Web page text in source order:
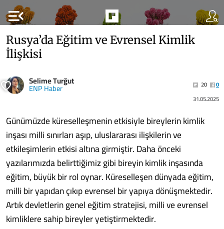
menu_open
Rusya’da Eğitim ve Evrensel Kimlik
İlişkisi
Selime Turğut
ENP Haber 20
0
31.05.2025
Günümüzde küreselleşmenin etkisiyle bireylerin kimlik
inşası milli sınırları aşıp, uluslararası ilişkilerin ve
etkileşimlerin etkisi altına girmiştir. Daha önceki
yazılarımızda belirttiğimiz gibi bireyin kimlik inşasında
eğitim, büyük bir rol oynar. Küreselleşen dünyada eğitim,
milli bir yapıdan çıkıp evrensel bir yapıya dönüşmektedir.
Artık devletlerin genel eğitim stratejisi, milli ve evrensel
kimliklere sahip bireyler yetiştirmektedir.